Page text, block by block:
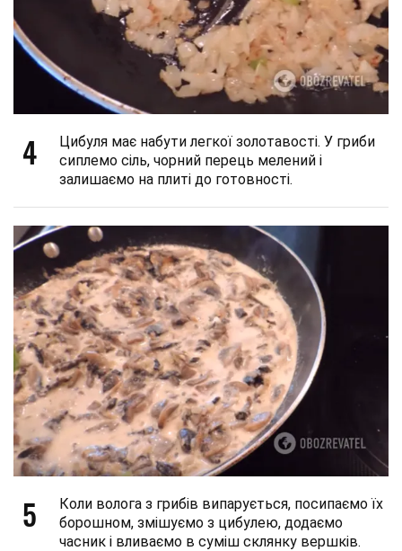
4
Цибуля має набути легкої золотавості. У гриби
сиплемо сіль, чорний перець мелений і
залишаємо на плиті до готовності.
5
Коли волога з грибів випарується, посипаємо їх
борошном, змішуємо з цибулею, додаємо
часник і вливаємо в суміш склянку вершків.